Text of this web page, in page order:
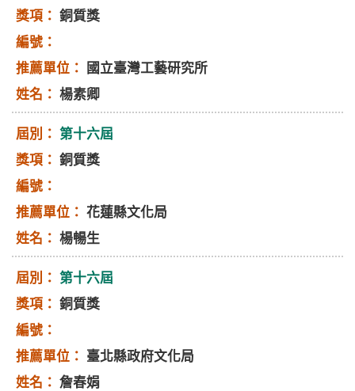
銅質獎
國立臺灣工藝研究所
楊素卿
第十六屆
銅質獎
花蓮縣文化局
楊暢生
第十六屆
銅質獎
臺北縣政府文化局
詹春娟